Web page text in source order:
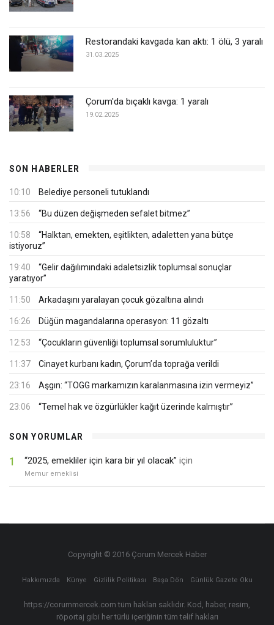
Restorandaki kavgada kan aktı: 1 ölü, 3 yaralı
31.03.2025
Çorum'da bıçaklı kavga: 1 yaralı
19.02.2025
SON HABERLER
10:10 Belediye personeli tutuklandı
13:56 “Bu düzen değişmeden sefalet bitmez”
10:58
“Halktan, emekten, eşitlikten, adaletten yana bütçe
istiyoruz”
19:40
“Gelir dağılımındaki adaletsizlik toplumsal sonuçlar
yaratıyor”
11:50 Arkadaşını yaralayan çocuk gözaltına alındı
16:26 Düğün magandalarına operasyon: 11 gözaltı
12:53 “Çocukların güvenliği toplumsal sorumluluktur”
11:37 Cinayet kurbanı kadın, Çorum’da toprağa verildi
23:16 Aşgın: “TOGG markamızın karalanmasına izin vermeyiz”
23:06 “Temel hak ve özgürlükler kağıt üzerinde kalmıştır”
SON YORUMLAR
1 “2025, emekliler için kara bir yıl olacak” için
Memur emeklisi
Copyright © 2016 Çorum Mercek Haber
Hakkımızda Künye Gizlilik Politikası Başa Dön Günlük Gazete Oku
https://corummercek.com tüm hakları saklıdır. Kod, haber, resim,
röportaj gibi her türlü içeriğinin tüm telif hakları